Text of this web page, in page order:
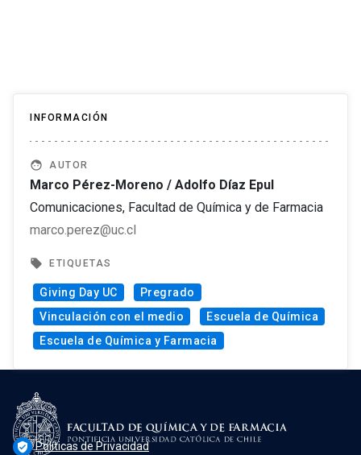
INFORMACIÓN
face AUTOR
Marco Pérez-Moreno / Adolfo Díaz Epul
Comunicaciones, Facultad de Química y de Farmacia
marco.perez@uc.cl
local_offer ETIQUETAS
Giving Day UC
Pregrado
Vinculación con el medio
Escuela de Química
Escuela de Química y Farmacia
verified_user Políticas de Privacidad